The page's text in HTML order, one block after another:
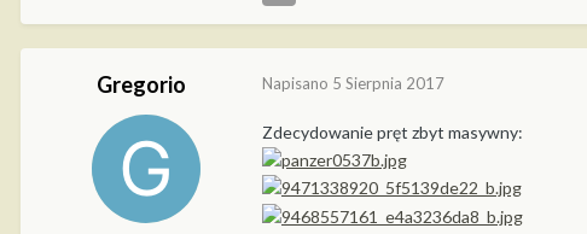
Gregorio Napisano 5 Sierpnia 2017
Zdecydowanie pręt zbyt masywny: